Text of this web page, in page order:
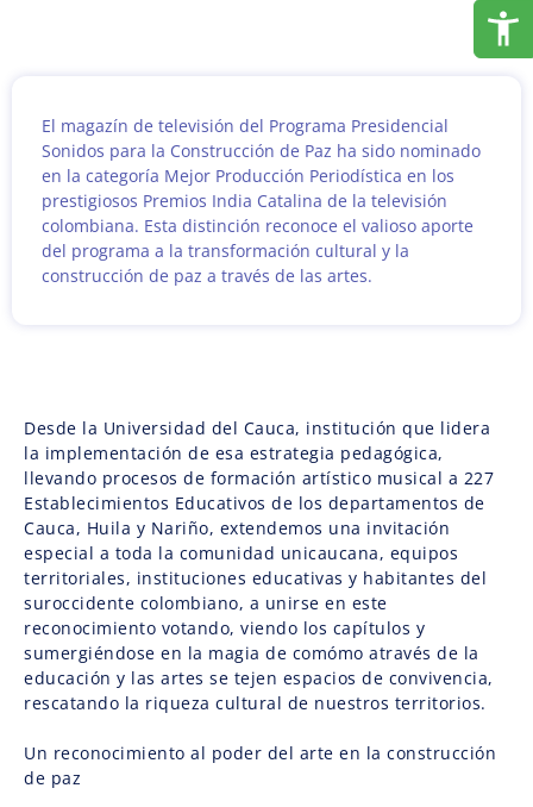
El magazín de televisión del Programa Presidencial
Sonidos para la Construcción de Paz ha sido nominado
en la categoría Mejor Producción Periodística en los
prestigiosos Premios India Catalina de la televisión
colombiana. Esta distinción reconoce el valioso aporte
del programa a la transformación cultural y la
construcción de paz a través de las artes.
Desde la Universidad del Cauca, institución que lidera
la implementación de esa estrategia pedagógica,
llevando procesos de formación artístico musical a 227
Establecimientos Educativos de los departamentos de
Cauca, Huila y Nariño, extendemos una invitación
especial a toda la comunidad unicaucana, equipos
territoriales, instituciones educativas y habitantes del
suroccidente colombiano, a unirse en este
reconocimiento votando, viendo los capítulos y
sumergiéndose en la magia de comómo através de la
educación y las artes se tejen espacios de convivencia,
rescatando la riqueza cultural de nuestros territorios.
Un reconocimiento al poder del arte en la construcción
de paz